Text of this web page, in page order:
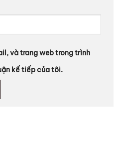
và trang web trong trình
kế tiếp của tôi.